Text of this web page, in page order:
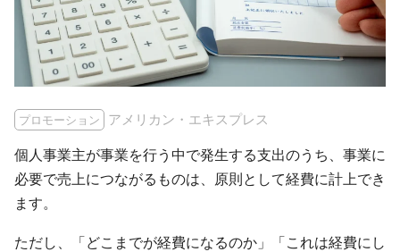
プロモーション アメリカン・エキスプレス
個人事業主が事業を行う中で発生する支出のうち、事業に
必要で売上につながるものは、原則として経費に計上でき
ます。
ただし、「どこまでが経費になるのか」「これは経費にし